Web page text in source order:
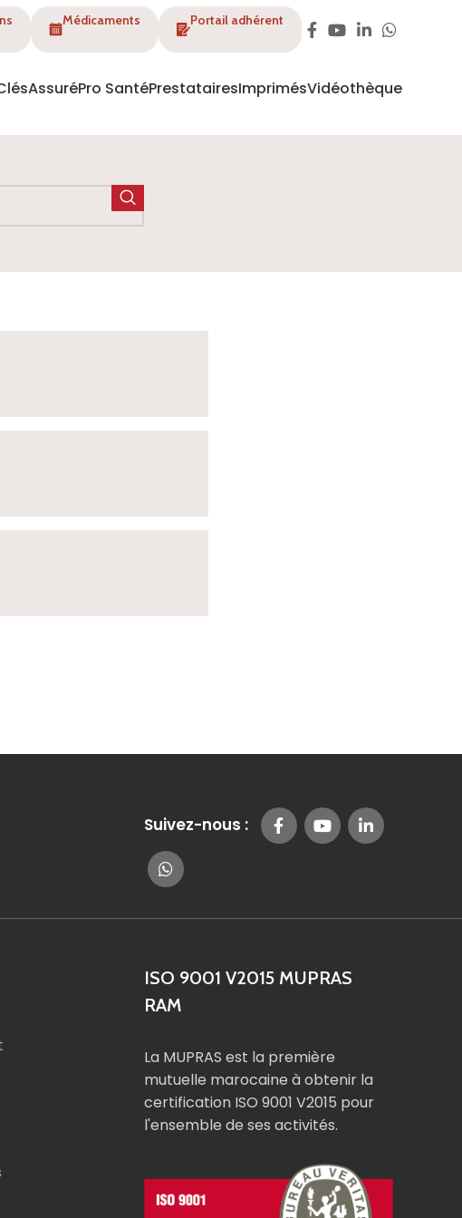
Médicaments Portail adhérent
AssuréPro SantéPrestatairesImprimésVidéothèque
Suivez-nous :
ISO 9001 V2015 MUPRAS
RAM
La MUPRAS est la première
mutuelle marocaine à obtenir la
certification ISO 9001 V2015 pour
l'ensemble de ses activités.